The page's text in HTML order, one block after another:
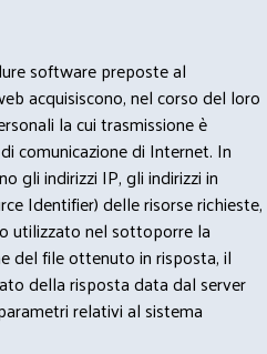
software preposte al
acquisiscono, nel corso del loro
la cui trasmissione è
comunicazione di Internet. In
gli indirizzi IP, gli indirizzi in
Identifier) delle risorse richieste,
utilizzato nel sottoporre la
del file ottenuto in risposta, il
della risposta data dal server
relativi al sistema